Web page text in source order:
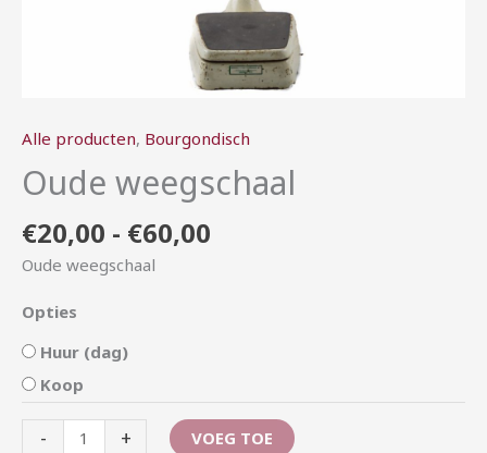
Alle producten, Bourgondisch
Oude weegschaal
€20,00 - €60,00
Oude weegschaal
Opties
Huur (dag)
Koop
- + VOEG TOE